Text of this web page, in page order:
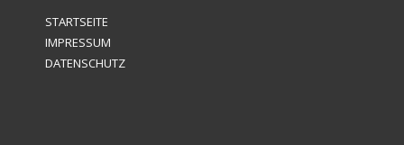
STARTSEITE
IMPRESSUM
DATENSCHUTZ